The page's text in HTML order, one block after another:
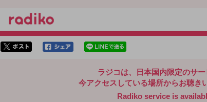
ラジコは、日本国内限定のサー
今アクセスしている場所からお聴き
Radiko service is